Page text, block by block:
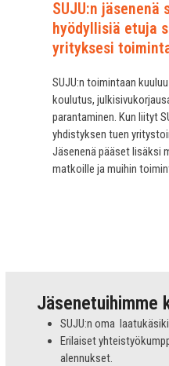
SUJU:n
hyödyllisiä etuja
yrityksesi
SUJU:n toimintaan
koulutus,
parantaminen. Kun liityt
yhdistyksen tuen
Jäsenenä pääset lisäksi
matkoille ja muihin
Jäsenetuihimme
SUJU:n oma
Erilaiset
alennukset.